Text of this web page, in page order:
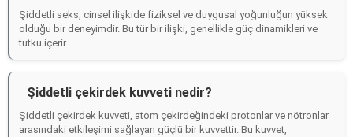
Şiddetli seks, cinsel ilişkide fiziksel ve duygusal yoğunluğun yüksek
olduğu bir deneyimdir. Bu tür bir ilişki, genellikle güç dinamikleri ve
tutku içerir....
Şiddetli çekirdek kuvveti nedir?
Şiddetli çekirdek kuvveti, atom çekirdeğindeki protonlar ve nötronlar
arasındaki etkileşimi sağlayan güçlü bir kuvvettir. Bu kuvvet,